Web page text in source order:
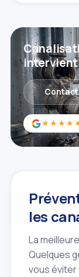
intervient
les
La
Quelques
vous